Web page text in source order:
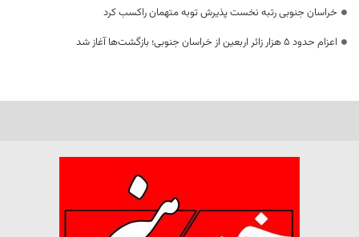
خراسان جنوبی رتبه نخست پذیرش توبه متهمان راکسب کرد
اعزام حدود 5 هزار زائر اربعین از خراسان جنوبی؛ بازگشت‌ها آغاز شد